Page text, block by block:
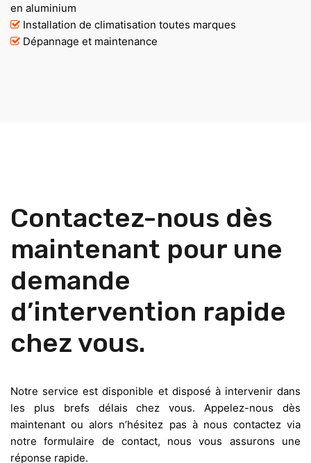
en aluminium
Installation de climatisation toutes marques
Dépannage et maintenance
Contactez-nous dès
maintenant pour une
demande
d’intervention rapide
chez vous.
Notre service est disponible et disposé à intervenir dans
les plus brefs délais chez vous. Appelez-nous dès
maintenant ou alors n’hésitez pas à nous contactez via
notre formulaire de contact, nous vous assurons une
réponse rapide.